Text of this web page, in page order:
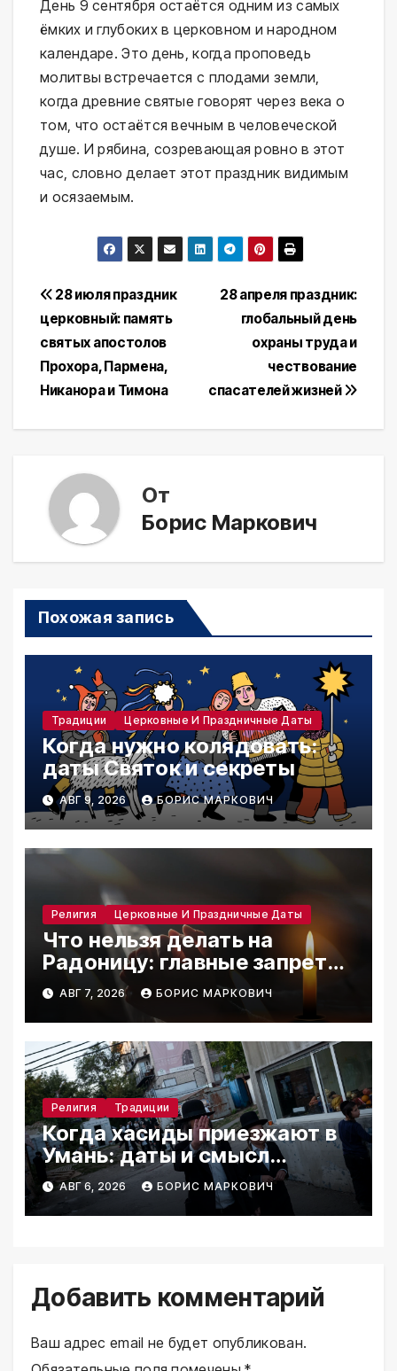
День 9 сентября остаётся одним из самых
ёмких и глубоких в церковном и народном
календаре. Это день, когда проповедь
молитвы встречается с плодами земли,
когда древние святые говорят через века о
том, что остаётся вечным в человеческой
душе. И рябина, созревающая ровно в этот
час, словно делает этот праздник видимым
и осязаемым.
Навигация
по
записям
28 апреля праздник:
глобальный день
охраны труда и
чествование
спасателей жизней
28 июля праздник
церковный: память
святых апостолов
Прохора, Пармена,
Никанора и Тимона
От
Борис Маркович
Похожая запись
Традиции Церковные И Праздничные Даты
Когда нужно колядовать:
даты Святок и секреты
АВГ 9, 2026 БОРИС МАРКОВИЧ
Религия Церковные И Праздничные Даты
Что нельзя делать на
Радоницу: главные запреты
дня
АВГ 7, 2026 БОРИС МАРКОВИЧ
Религия Традиции
Когда хасиды приезжают в
Умань: даты и смысл
паломничества
АВГ 6, 2026 БОРИС МАРКОВИЧ
Добавить комментарий
Ваш адрес email не будет опубликован.